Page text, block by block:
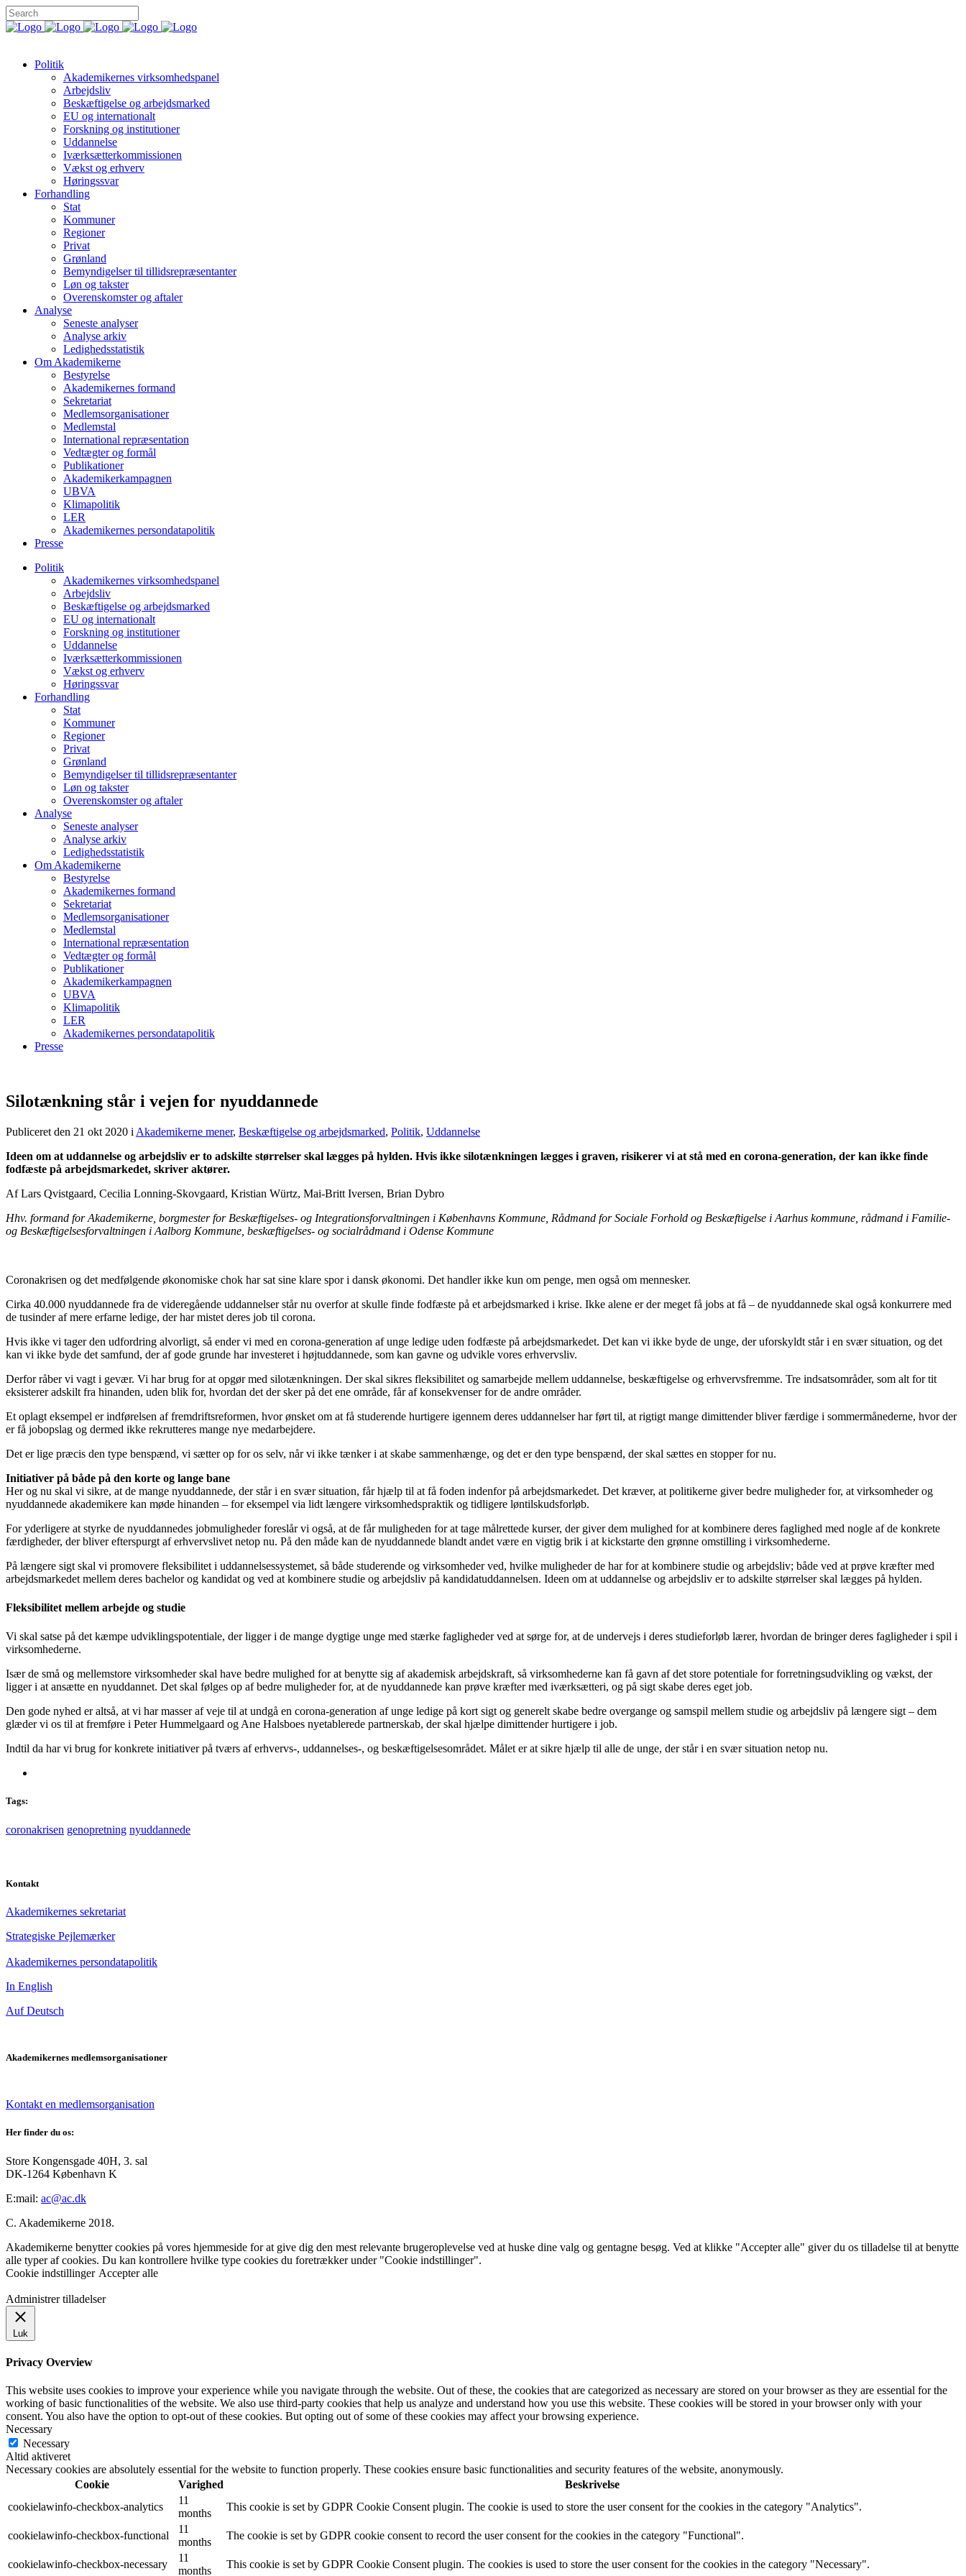
Politik
Akademikernes virksomhedspanel
Arbejdsliv
Beskæftigelse og arbejdsmarked
EU og internationalt
Forskning og institutioner
Uddannelse
Iværksætterkommissionen
Vækst og erhverv
Høringssvar
Forhandling
Stat
Kommuner
Regioner
Privat
Grønland
Bemyndigelser til tillidsrepræsentanter
Løn og takster
Overenskomster og aftaler
Analyse
Seneste analyser
Analyse arkiv
Ledighedsstatistik
Om Akademikerne
Bestyrelse
Akademikernes formand
Sekretariat
Medlemsorganisationer
Medlemstal
International repræsentation
Vedtægter og formål
Publikationer
Akademikerkampagnen
UBVA
Klimapolitik
LER
Akademikernes persondatapolitik
Presse
Politik
Akademikernes virksomhedspanel
Arbejdsliv
Beskæftigelse og arbejdsmarked
EU og internationalt
Forskning og institutioner
Uddannelse
Iværksætterkommissionen
Vækst og erhverv
Høringssvar
Forhandling
Stat
Kommuner
Regioner
Privat
Grønland
Bemyndigelser til tillidsrepræsentanter
Løn og takster
Overenskomster og aftaler
Analyse
Seneste analyser
Analyse arkiv
Ledighedsstatistik
Om Akademikerne
Bestyrelse
Akademikernes formand
Sekretariat
Medlemsorganisationer
Medlemstal
International repræsentation
Vedtægter og formål
Publikationer
Akademikerkampagnen
UBVA
Klimapolitik
LER
Akademikernes persondatapolitik
Presse
Silotænkning står i vejen for nyuddannede
Publiceret den 21 okt 2020 i Akademikerne mener, Beskæftigelse og arbejdsmarked, Politik, Uddannelse
Ideen om at uddannelse og arbejdsliv er to adskilte størrelser skal lægges på hylden. Hvis ikke silotænkningen lægges i graven, risikerer vi at stå med en corona-generation, der kan ikke finde
fodfæste på arbejdsmarkedet, skriver aktører.
Af Lars Qvistgaard, Cecilia Lonning-Skovgaard, Kristian Würtz, Mai-Britt Iversen, Brian Dybro
Hhv. formand for Akademikerne, borgmester for Beskæftigelses- og Integrationsforvaltningen i Københavns Kommune, Rådmand for Sociale Forhold og Beskæftigelse i Aarhus kommune, rådmand i Familie-
og Beskæftigelsesforvaltningen i Aalborg Kommune, beskæftigelses- og socialrådmand i Odense Kommune
Coronakrisen og det medfølgende økonomiske chok har sat sine klare spor i dansk økonomi. Det handler ikke kun om penge, men også om mennesker.
Cirka 40.000 nyuddannede fra de videregående uddannelser står nu overfor at skulle finde fodfæste på et arbejdsmarked i krise. Ikke alene er der meget få jobs at få – de nyuddannede skal også konkurrere med
de tusinder af mere erfarne ledige, der har mistet deres job til corona.
Hvis ikke vi tager den udfordring alvorligt, så ender vi med en corona-generation af unge ledige uden fodfæste på arbejdsmarkedet. Det kan vi ikke byde de unge, der uforskyldt står i en svær situation, og det
kan vi ikke byde det samfund, der af gode grunde har investeret i højtuddannede, som kan gavne og udvikle vores erhvervsliv.
Derfor råber vi vagt i gevær. Vi har brug for at opgør med silotænkningen. Der skal sikres fleksibilitet og samarbejde mellem uddannelse, beskæftigelse og erhvervsfremme. Tre indsatsområder, som alt for tit
eksisterer adskilt fra hinanden, uden blik for, hvordan det der sker på det ene område, får af konsekvenser for de andre områder.
Et oplagt eksempel er indførelsen af fremdriftsreformen, hvor ønsket om at få studerende hurtigere igennem deres uddannelser har ført til, at rigtigt mange dimittender bliver færdige i sommermånederne, hvor der
er få jobopslag og dermed ikke rekrutteres mange nye medarbejdere.
Det er lige præcis den type benspænd, vi sætter op for os selv, når vi ikke tænker i at skabe sammenhænge, og det er den type benspænd, der skal sættes en stopper for nu.
Initiativer på både på den korte og lange bane
Her og nu skal vi sikre, at de mange nyuddannede, der står i en svær situation, får hjælp til at få foden indenfor på arbejdsmarkedet. Det kræver, at politikerne giver bedre muligheder for, at virksomheder og
nyuddannede akademikere kan møde hinanden – for eksempel via lidt længere virksomhedspraktik og tidligere løntilskudsforløb.
For yderligere at styrke de nyuddannedes jobmuligheder foreslår vi også, at de får muligheden for at tage målrettede kurser, der giver dem mulighed for at kombinere deres faglighed med nogle af de konkrete
færdigheder, der bliver efterspurgt af erhvervslivet netop nu. På den måde kan de nyuddannede blandt andet være en vigtig brik i at kickstarte den grønne omstilling i virksomhederne.
På længere sigt skal vi promovere fleksibilitet i uddannelsessystemet, så både studerende og virksomheder ved, hvilke muligheder de har for at kombinere studie og arbejdsliv; både ved at prøve kræfter med
arbejdsmarkedet mellem deres bachelor og kandidat og ved at kombinere studie og arbejdsliv på kandidatuddannelsen. Ideen om at uddannelse og arbejdsliv er to adskilte størrelser skal lægges på hylden.
Fleksibilitet mellem arbejde og studie
Vi skal satse på det kæmpe udviklingspotentiale, der ligger i de mange dygtige unge med stærke fagligheder ved at sørge for, at de undervejs i deres studieforløb lærer, hvordan de bringer deres fagligheder i spil i
virksomhederne.
Især de små og mellemstore virksomheder skal have bedre mulighed for at benytte sig af akademisk arbejdskraft, så virksomhederne kan få gavn af det store potentiale for forretningsudvikling og vækst, der
ligger i at ansætte en nyuddannet. Det skal følges op af bedre muligheder for, at de nyuddannede kan prøve kræfter med iværksætteri, og på sigt skabe deres eget job.
Den gode nyhed er altså, at vi har masser af veje til at undgå en corona-generation af unge ledige på kort sigt og generelt skabe bedre overgange og samspil mellem studie og arbejdsliv på længere sigt – dem
glæder vi os til at fremføre i Peter Hummelgaard og Ane Halsboes nyetablerede partnerskab, der skal hjælpe dimittender hurtigere i job.
Indtil da har vi brug for konkrete initiativer på tværs af erhvervs-, uddannelses-, og beskæftigelsesområdet. Målet er at sikre hjælp til alle de unge, der står i en svær situation netop nu.
Tags:
coronakrisen genopretning nyuddannede
Kontakt
Akademikernes sekretariat
Strategiske Pejlemærker
Akademikernes persondatapolitik
In English
Auf Deutsch
Akademikernes medlemsorganisationer
Kontakt en medlemsorganisation
Her finder du os:
Store Kongensgade 40H, 3. sal
DK-1264 København K
E:mail: ac@ac.dk
C. Akademikerne 2018.
Akademikerne benytter cookies på vores hjemmeside for at give dig den mest relevante brugeroplevelse ved at huske dine valg og gentagne besøg. Ved at klikke "Accepter alle" giver du os tilladelse til at benytte
alle typer af cookies. Du kan kontrollere hvilke type cookies du foretrækker under "Cookie indstillinger".
Cookie indstillinger Accepter alle
Administrer tilladelser
Luk
Privacy Overview
This website uses cookies to improve your experience while you navigate through the website. Out of these, the cookies that are categorized as necessary are stored on your browser as they are essential for the
working of basic functionalities of the website. We also use third-party cookies that help us analyze and understand how you use this website. These cookies will be stored in your browser only with your
consent. You also have the option to opt-out of these cookies. But opting out of some of these cookies may affect your browsing experience.
Necessary
Necessary
Altid aktiveret
Necessary cookies are absolutely essential for the website to function properly. These cookies ensure basic functionalities and security features of the website, anonymously.
Cookie
Varighed
Beskrivelse
cookielawinfo-checkbox-analytics
11
months
This cookie is set by GDPR Cookie Consent plugin. The cookie is used to store the user consent for the cookies in the category "Analytics".
cookielawinfo-checkbox-functional
11
months
The cookie is set by GDPR cookie consent to record the user consent for the cookies in the category "Functional".
cookielawinfo-checkbox-necessary
11
months
This cookie is set by GDPR Cookie Consent plugin. The cookies is used to store the user consent for the cookies in the category "Necessary".